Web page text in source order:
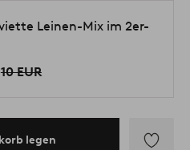
Leinen-Mix im 2er-
10 EUR
legen